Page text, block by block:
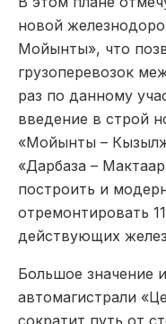
новой
Мойынты», что
грузоперевозок
раз по данному
введение в строй
«Мойынты –
«Дарбаза –
построить и
отремонтировать
действующих
Большое значение
автомагистрали